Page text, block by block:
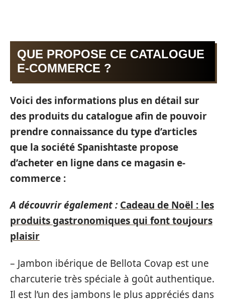
QUE PROPOSE CE CATALOGUE
E-COMMERCE ?
Voici des informations plus en détail sur
des produits du catalogue afin de pouvoir
prendre connaissance du type d’articles
que la société Spanishtaste propose
d’acheter en ligne dans ce magasin e-
commerce :
A découvrir également : Cadeau de Noël : les
produits gastronomiques qui font toujours
plaisir
– Jambon ibérique de Bellota Covap est une
charcuterie très spéciale à goût authentique.
Il est l’un des jambons le plus appréciés dans